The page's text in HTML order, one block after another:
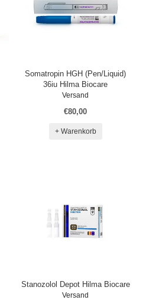
Somatropin HGH (Pen/Liquid)
36iu Hilma Biocare
Versand
€80,00
+ Warenkorb
Stanozolol Depot Hilma Biocare
Versand